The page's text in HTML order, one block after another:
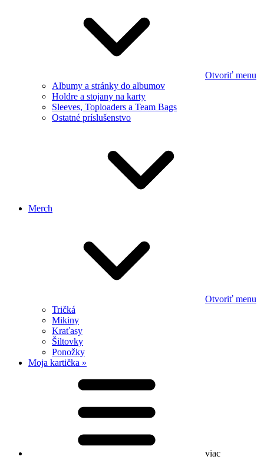
Otvoriť menu
Albumy a stránky do albumov
Holdre a stojany na karty
Sleeves, Toploaders a Team Bags
Ostatné príslušenstvo
Merch
Otvoriť menu
Tričká
Mikiny
Kraťasy
Šiltovky
Ponožky
Moja kartička »
viac